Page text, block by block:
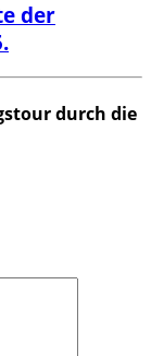
der
durch die